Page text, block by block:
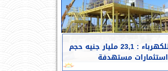
القابضة للكهرباء : 23,1 مليار جنيه حجم
استثمارات مستهدفة